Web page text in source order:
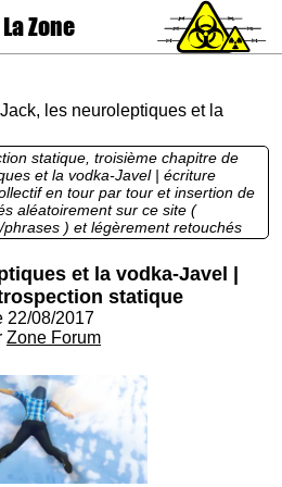
La Zone
Jack, les neuroleptiques et la
statique, troisième chapitre de
et la vodka-Javel | écriture
en tour par tour et insertion de
aléatoirement sur ce site (
) et légèrement retouchés
contexte. ça se passe ici, viens c'est
précédents : Sortant de chez son
des antipsychotiques
est lynché par la foule. Les badauds
lui font boire de grandes quantités
bazarder dans le vide. Tout le long
suspendu.
et la vodka-Javel |
statique
22/08/2017
Zone Forum